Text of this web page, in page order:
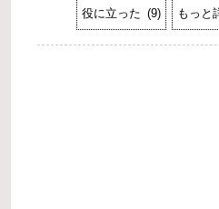
役に立った (9) もっと